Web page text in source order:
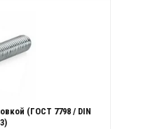
(ГОСТ 7798 / DIN